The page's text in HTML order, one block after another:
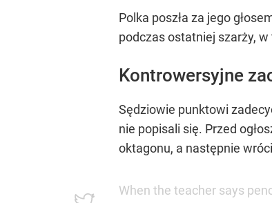
Polka poszła za jego
podczas ostatniej szarży,
Kontrowersyjne
Sędziowie punktowi
nie popisali się. Przed
oktagonu, a następnie
When the teacher says